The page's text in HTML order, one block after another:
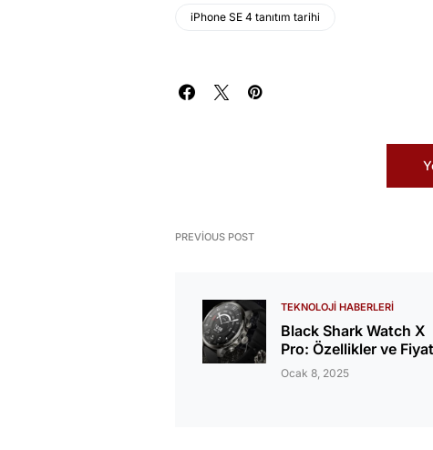
iPhone SE 4 tanıtım tarihi
PREVIOUS POST
TEKNOLOJI HABERLERI
Black Shark Watch X
Pro: Özellikler ve
Ocak 8, 2025